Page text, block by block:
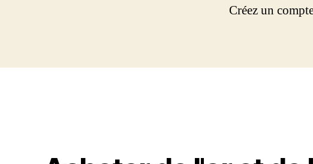
Créez un